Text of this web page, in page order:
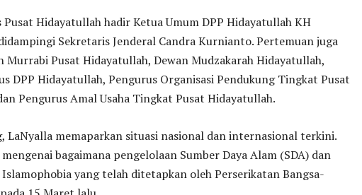
Pusat Hidayatullah hadir Ketua Umum DPP Hidayatullah KH
Sekretaris Jenderal Candra Kurnianto. Pertemuan juga
Murrabi Pusat Hidayatullah, Dewan Mudzakarah Hidayatullah,
DPP Hidayatullah, Pengurus Organisasi Pendukung Tingkat Pusat
Pengurus Amal Usaha Tingkat Pusat Hidayatullah.
LaNyalla memaparkan situasi nasional dan internasional terkini.
bagaimana pengelolaan Sumber Daya Alam (SDA) dan
yang telah ditetapkan oleh Perserikatan Bangsa-